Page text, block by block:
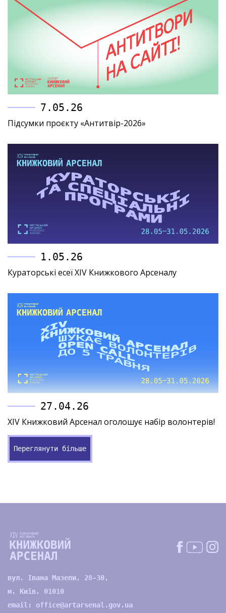
7.05.26
Підсумки проєкту «Антитвір-2026»
1.05.26
Кураторські есеї XIV Книжкового Арсеналу
27.04.26
XIV Книжковий Арсенал оголошує набір волонтерів!
Переглянути більше
вул. Івана Мазепи, 28-30,
м. Київ, 01010
email: office@artarsenal.gov.ua